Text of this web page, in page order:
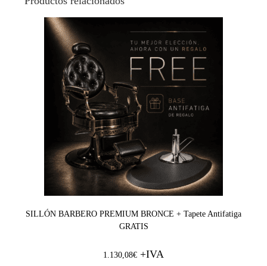
SILLÓN BARBERO PREMIUM BRONCE + Tapete Antifatiga
GRATIS
1.130,08€ +IVA